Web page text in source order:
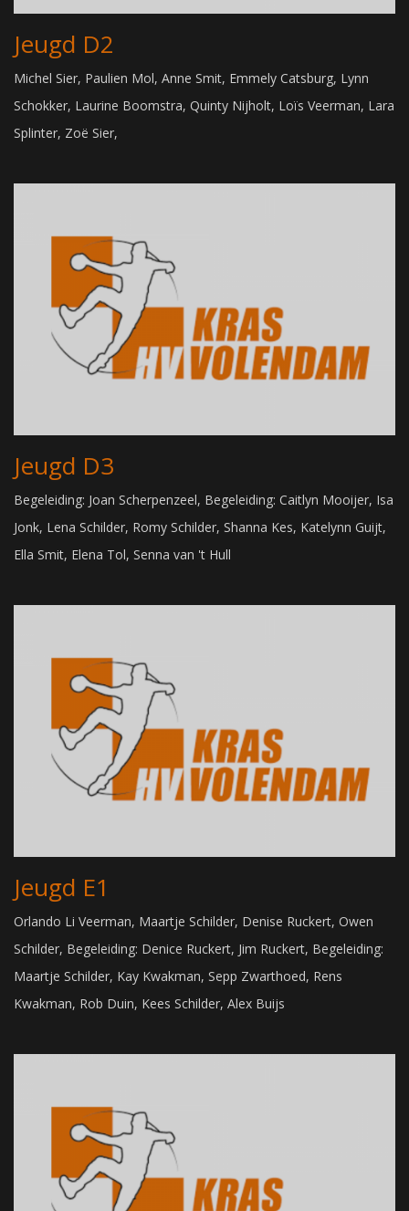
Jeugd D2
Michel Sier, Paulien Mol, Anne Smit, Emmely Catsburg, Lynn
Schokker, Laurine Boomstra, Quinty Nijholt, Loïs Veerman, Lara
Splinter, Zoë Sier,
Jeugd D3
Begeleiding: Joan Scherpenzeel, Begeleiding: Caitlyn Mooijer, Isa
Jonk, Lena Schilder, Romy Schilder, Shanna Kes, Katelynn Guijt,
Ella Smit, Elena Tol, Senna van 't Hull
Jeugd E1
Orlando Li Veerman, Maartje Schilder, Denise Ruckert, Owen
Schilder, Begeleiding: Denice Ruckert, Jim Ruckert, Begeleiding:
Maartje Schilder, Kay Kwakman, Sepp Zwarthoed, Rens
Kwakman, Rob Duin, Kees Schilder, Alex Buijs